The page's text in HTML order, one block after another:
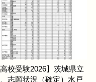
高校受験2026】茨城県立
志願状況（確定）水戸